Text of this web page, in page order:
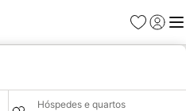
Favoritos
Iniciar
Hóspedes e quartos